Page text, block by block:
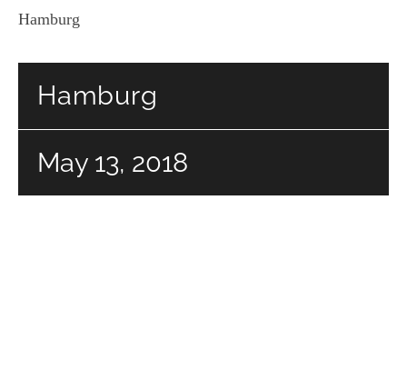
Hamburg
Hamburg
May 13, 2018